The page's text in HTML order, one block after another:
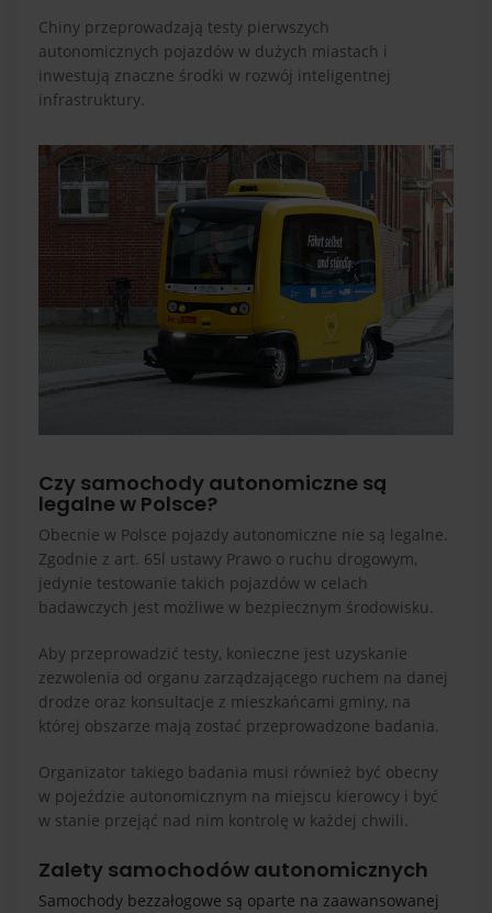
Chiny przeprowadzają testy pierwszych
autonomicznych pojazdów w dużych miastach i
inwestują znaczne środki w rozwój inteligentnej
infrastruktury.
Czy samochody autonomiczne są
legalne w Polsce?
Obecnie w Polsce pojazdy autonomiczne nie są legalne.
Zgodnie z art. 65l ustawy Prawo o ruchu drogowym,
jedynie testowanie takich pojazdów w celach
badawczych jest możliwe w bezpiecznym środowisku.
Aby przeprowadzić testy, konieczne jest uzyskanie
zezwolenia od organu zarządzającego ruchem na danej
drodze oraz konsultacje z mieszkańcami gminy, na
której obszarze mają zostać przeprowadzone badania.
Organizator takiego badania musi również być obecny
w pojeździe autonomicznym na miejscu kierowcy i być
w stanie przejąć nad nim kontrolę w każdej chwili.
Zalety samochodów autonomicznych
Samochody bezzałogowe są oparte na zaawansowanej